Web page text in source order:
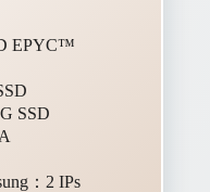
EPYC™
SSD
：2 IPs